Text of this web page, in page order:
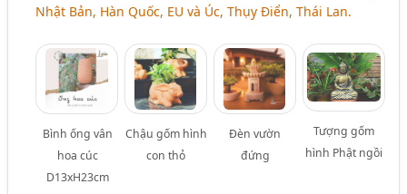
Nhật Bản, Hàn Quốc, EU và Úc, Thụy Điển, Thái Lan.
Bình ống vân
hoa cúc
D13xH23cm
Chậu gốm hình
con thỏ
Đèn vườn
đứng
Tượng gốm
hình Phật ngồi